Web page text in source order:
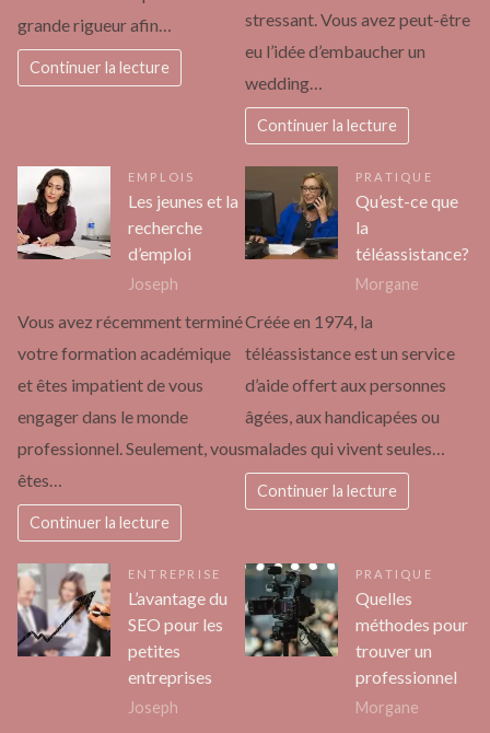
grande rigueur afin…
Continuer la lecture
stressant. Vous avez peut-être
eu l’idée d’embaucher un
wedding…
Continuer la lecture
EMPLOIS
Les jeunes et la
recherche
d’emploi
Joseph
Vous avez récemment terminé
votre formation académique
et êtes impatient de vous
engager dans le monde
professionnel. Seulement, vous
êtes…
Continuer la lecture
PRATIQUE
Qu’est-ce que
la
téléassistance?
Morgane
Créée en 1974, la
téléassistance est un service
d’aide offert aux personnes
âgées, aux handicapées ou
malades qui vivent seules…
Continuer la lecture
ENTREPRISE
L’avantage du
SEO pour les
petites
entreprises
Joseph
PRATIQUE
Quelles
méthodes pour
trouver un
professionnel
Morgane